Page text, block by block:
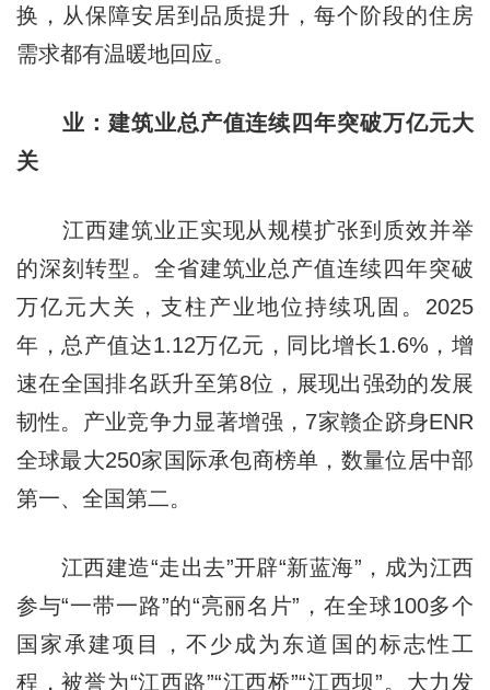
换，从保障安居到品质提升，每个阶段的住房
需求都有温暖地回应。
业：建筑业总产值连续四年突破万亿元大
关
江西建筑业正实现从规模扩张到质效并举
的深刻转型。全省建筑业总产值连续四年突破
万亿元大关，支柱产业地位持续巩固。2025
年，总产值达1.12万亿元，同比增长1.6%，增
速在全国排名跃升至第8位，展现出强劲的发展
韧性。产业竞争力显著增强，7家赣企跻身ENR
全球最大250家国际承包商榜单，数量位居中部
第一、全国第二。
江西建造“走出去”开辟“新蓝海”，成为江西
参与“一带一路”的“亮丽名片”，在全球100多个
国家承建项目，不少成为东道国的标志性工
程，被誉为“江西路”“江西桥”“江西坝”。大力发